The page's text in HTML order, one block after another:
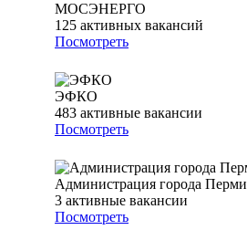
МОСЭНЕРГО
125 активных вакансий
Посмотреть
ЭФКО
483 активные вакансии
Посмотреть
Администрация города Перми
3 активные вакансии
Посмотреть